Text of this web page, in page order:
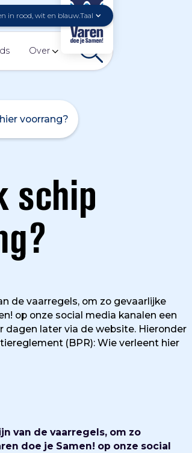
Taal
Over
voorrang?
schip
de vaarregels, om zo gevaarlijke
op onze social media kanalen een
later via de website. Hieronder
(BPR): Wie verleent hier
van de vaarregels, om zo
doe je Samen! op onze social